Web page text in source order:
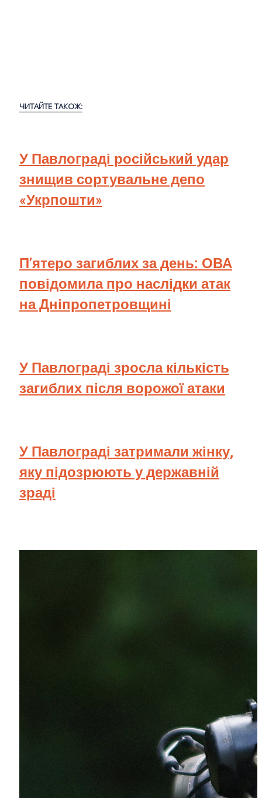
ЧИТАЙТЕ ТАКОЖ:
У Павлограді російський удар
знищив сортувальне депо
«Укрпошти»
П’ятеро загиблих за день: ОВА
повідомила про наслідки атак
на Дніпропетровщині
У Павлограді зросла кількість
загиблих після ворожої атаки
У Павлограді затримали жінку,
яку підозрюють у державній
зраді